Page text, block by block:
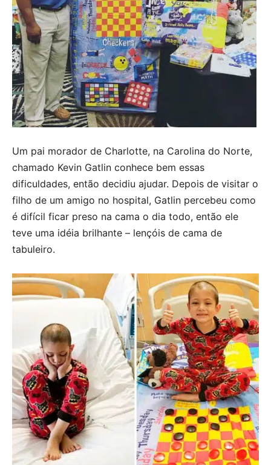
Um pai morador de Charlotte, na Carolina do Norte,
chamado Kevin Gatlin conhece bem essas
dificuldades, então decidiu ajudar. Depois de visitar o
filho de um amigo no hospital, Gatlin percebeu como
é difícil ficar preso na cama o dia todo, então ele
teve uma idéia brilhante – lençóis de cama de
tabuleiro.